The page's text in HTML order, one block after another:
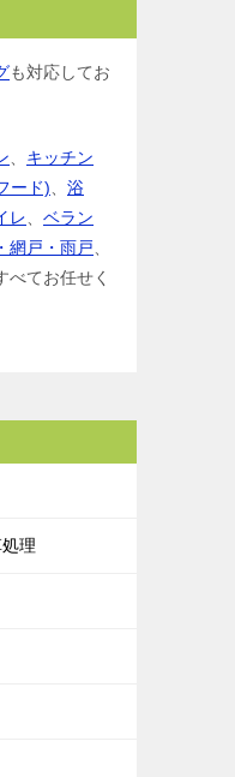
も対応してお
キッチン
ード)
浴
レ
ベラン
網戸・雨戸
べてお任せく
理